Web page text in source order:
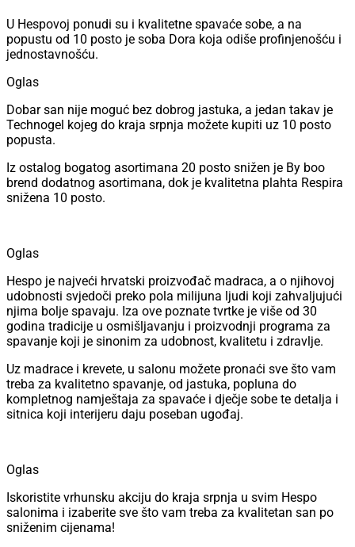
U Hespovoj ponudi su i kvalitetne spavaće sobe, a na
popustu od 10 posto je soba Dora koja odiše profinjenošću i
jednostavnošću.
Oglas
Dobar san nije moguć bez dobrog jastuka, a jedan takav je
Technogel kojeg do kraja srpnja možete kupiti uz 10 posto
popusta.
Iz ostalog bogatog asortimana 20 posto snižen je By boo
brend dodatnog asortimana, dok je kvalitetna plahta Respira
snižena 10 posto.
Oglas
Hespo je najveći hrvatski proizvođač madraca, a o njihovoj
udobnosti svjedoči preko pola milijuna ljudi koji zahvaljujući
njima bolje spavaju. Iza ove poznate tvrtke je više od 30
godina tradicije u osmišljavanju i proizvodnji programa za
spavanje koji je sinonim za udobnost, kvalitetu i zdravlje.
Uz madrace i krevete, u salonu možete pronaći sve što vam
treba za kvalitetno spavanje, od jastuka, popluna do
kompletnog namještaja za spavaće i dječje sobe te detalja i
sitnica koji interijeru daju poseban ugođaj.
Oglas
Iskoristite vrhunsku akciju do kraja srpnja u svim Hespo
salonima i izaberite sve što vam treba za kvalitetan san po
sniženim cijenama!